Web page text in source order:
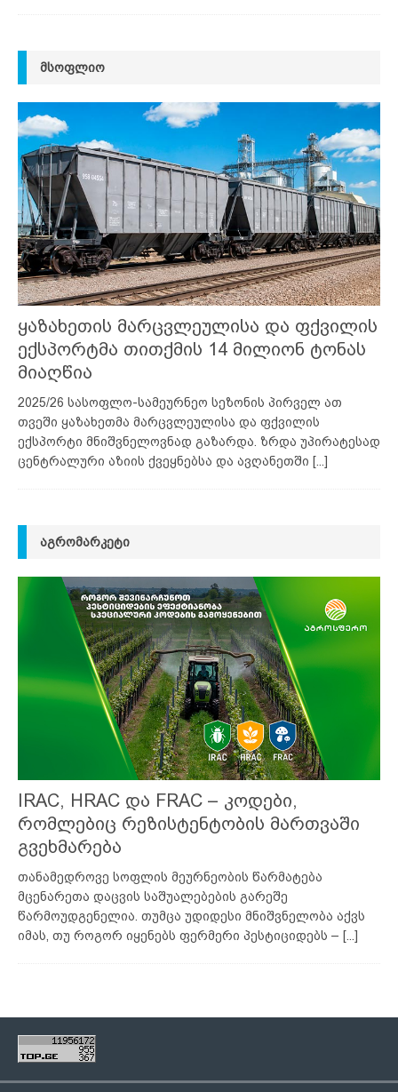
ᲛᲡᲝᲤᲚᲘᲝ
ყაზახეთის მარცვლეულისა და ფქვილის
ექსპორტმა თითქმის 14 მილიონ ტონას
მიაღწია
2025/26 სასოფლო-სამეურნეო სეზონის პირველ ათ
თვეში ყაზახეთმა მარცვლეულისა და ფქვილის
ექსპორტი მნიშვნელოვნად გაზარდა. ზრდა უპირატესად
ცენტრალური აზიის ქვეყნებსა და ავღანეთში [...]
ᲐᲒᲠᲝᲛᲐᲠᲙᲔᲢᲘ
IRAC, HRAC და FRAC – კოდები,
რომლებიც რეზისტენტობის მართვაში
გვეხმარება
თანამედროვე სოფლის მეურნეობის წარმატება
მცენარეთა დაცვის საშუალებების გარეშე
წარმოუდგენელია. თუმცა უდიდესი მნიშვნელობა აქვს
იმას, თუ როგორ იყენებს ფერმერი პესტიციდებს – [...]